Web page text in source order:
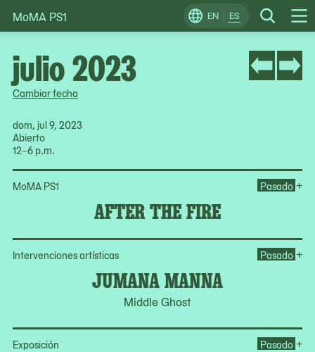
Skip
to
EN ES Search
Change
Locale
MoMA PS1
Cambiar fecha
dom, jul 9, 2023
Abierto
12–6 p.m.
MoMA PS1
AFTER THE FIRE
Pasado +
Intervenciones artísticas
JUMANA MANNA
Middle Ghost
Pasado +
Exposición Pasado +
julio 2023